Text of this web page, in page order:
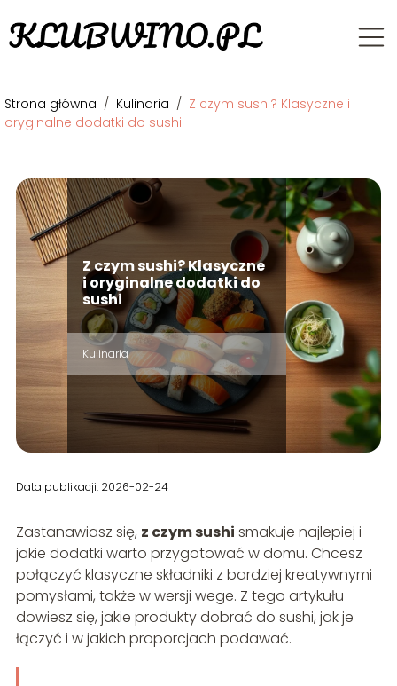
Strona główna / Kulinaria / Z czym sushi? Klasyczne i
oryginalne dodatki do sushi
Z czym sushi? Klasyczne
i oryginalne dodatki do
sushi
Kulinaria
Data publikacji: 2026-02-24
Zastanawiasz się, z czym sushi smakuje najlepiej i
jakie dodatki warto przygotować w domu. Chcesz
połączyć klasyczne składniki z bardziej kreatywnymi
pomysłami, także w wersji wege. Z tego artykułu
dowiesz się, jakie produkty dobrać do sushi, jak je
łączyć i w jakich proporcjach podawać.